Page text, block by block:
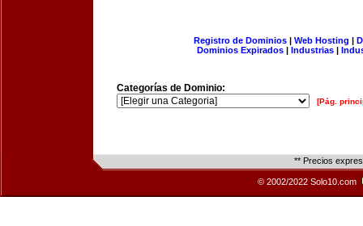
Registro de Dominios| Web Hosting |
Dominios Expirados | Industrias |
Categorías de Dominio:
[Pág.
** Precios
© 2002/2022 Solo10.com